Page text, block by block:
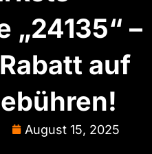
„24135“ –
auf
August 15, 2025